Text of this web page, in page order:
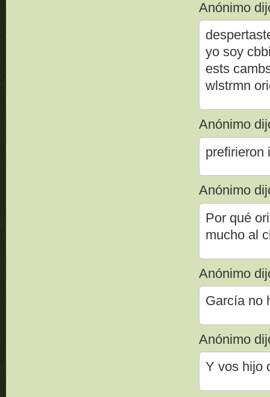
Anónimo
yo soy
ests
wlstrmn
Anónimo
prefirieron
Anónimo
Por qué
mucho al
Anónimo
García no
Anónimo
Y vos hijo